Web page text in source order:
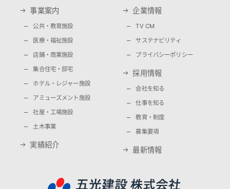
事業案内
公共・教育施設
医療・福祉施設
店舗・商業施設
集合住宅・邸宅
ホテル・レジャー施設
アミューズメント施設
社屋・工場施設
土木事業
実績紹介
企業情報
TV CM
サステナビリティ
プライバシーポリシー
採用情報
会社を知る
仕事を知る
教育・制度
募集要項
最新情報